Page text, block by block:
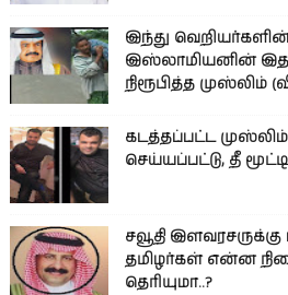
இந்து
இஸ்லாமியனின்
நிரூபித்த முஸ்லிம்
கடத்தப்பட்ட
செய்யப்பட்டு, தீ மூட்டி
சவூதி
தமிழர்கள் என்ன
தெரியுமா..?